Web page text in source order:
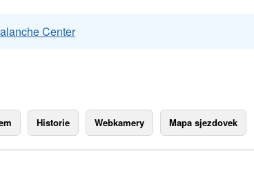
Center
Historie Webkamery Mapa sjezdovek